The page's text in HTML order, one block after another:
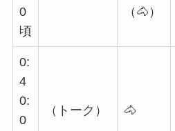
0
頃
（🐴）
0:
4
0:
0
（トーク） 🐴